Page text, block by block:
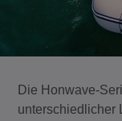
Die Honwave-
unterschiedlicher